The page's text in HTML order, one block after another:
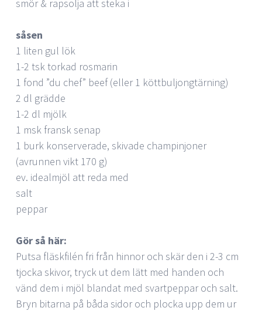
smör & rapsolja att steka i
såsen
1 liten gul lök
1-2 tsk torkad rosmarin
1 fond ”du chef” beef (eller 1 köttbuljongtärning)
2 dl grädde
1-2 dl mjölk
1 msk fransk senap
1 burk konserverade, skivade champinjoner
(avrunnen vikt 170 g)
ev. idealmjöl att reda med
salt
peppar
Gör så här:
Putsa fläskfilén fri från hinnor och skär den i 2-3 cm
tjocka skivor, tryck ut dem lätt med handen och
vänd dem i mjöl blandat med svartpeppar och salt.
Bryn bitarna på båda sidor och plocka upp dem ur